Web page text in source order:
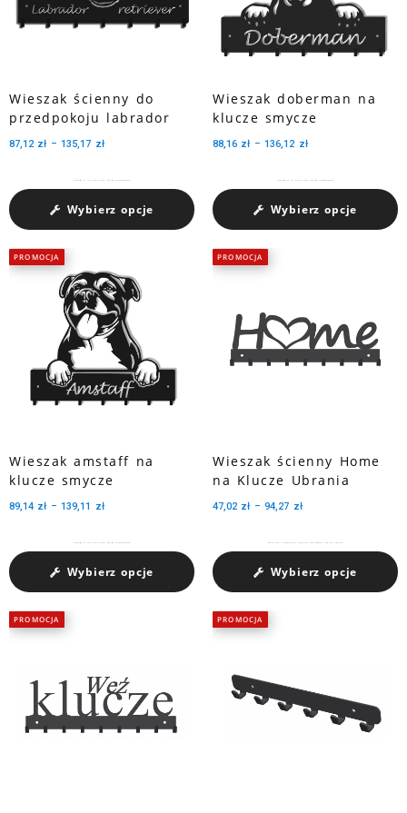
Wieszak ścienny do
przedpokoju labrador
87,12 zł – 135,17 zł
Wybierz opcje
Wieszak doberman na
klucze smycze
88,16 zł – 136,12 zł
Wybierz opcje
PROMOCJA
Wieszak amstaff na
klucze smycze
89,14 zł – 139,11 zł
Wybierz opcje
PROMOCJA
Wieszak ścienny Home
na Klucze Ubrania
47,02 zł – 94,27 zł
Wybierz opcje
PROMOCJA PROMOCJA